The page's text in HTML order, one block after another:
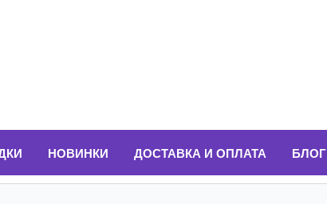
НОВИНКИ ДОСТАВКА И ОПЛАТА БЛОГ